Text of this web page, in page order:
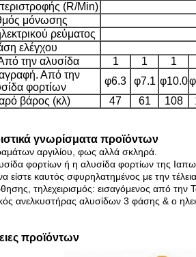
(R/Min)
μόνωσης
ρεύματος
ελέγχου
την αλυσίδα
1 1 1
Από την
φορτίων
φ6.3 φ7.1 φ10.0
βάρος (κλ)
47 61 108
γνωρίσματα προϊόντων
αργιλίου, φως αλλά σκληρά.
φορτίων ή η αλυσίδα φορτίων της
είστε καυτός σφυρηλατημένος με την
τηλεχειρισμός: εισαγόμενος από την
ανελκυστήρας αλυσίδων 3 φάσης & ο
προϊόντων